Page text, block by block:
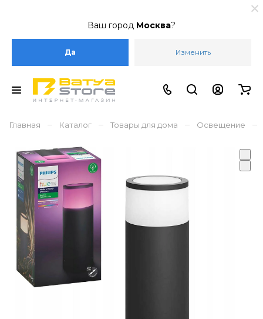
Ваш город Москва?
Да Изменить
Главная – Каталог – Товары для дома – Освещение –